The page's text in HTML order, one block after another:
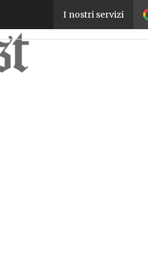
I nostri servizi
DDL Bilancio, 30